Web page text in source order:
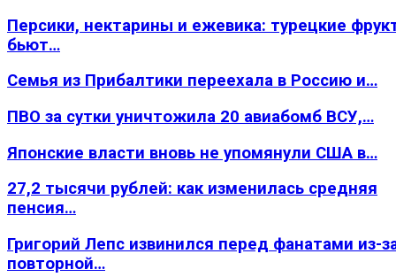
Персики, нектарины и ежевика: турецкие
бьют…
Семья из Прибалтики переехала в Россию и…
ПВО за сутки уничтожила 20 авиабомб ВСУ,…
Японские власти вновь не упомянули США в…
27,2 тысячи рублей: как изменилась средняя
пенсия…
Григорий Лепс извинился перед фанатами из-
повторной…